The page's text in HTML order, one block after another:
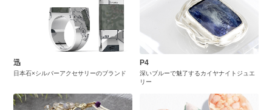
迅
日本石×シルバーアクセサリーのブランド
P4
深いブルーで魅了するカイヤナイトジュエ
リー